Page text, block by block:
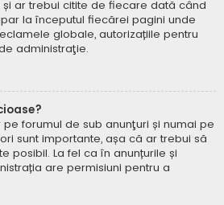
ar trebui citite de fiecare dată când
la începutul fiecărei pagini unde
globale, autorizațiile pentru
administraţie.
forumul de sub anunţuri și numai pe
sunt importante, așa că ar trebui să
posibil. La fel ca în anunțurile și
are permisiuni pentru a